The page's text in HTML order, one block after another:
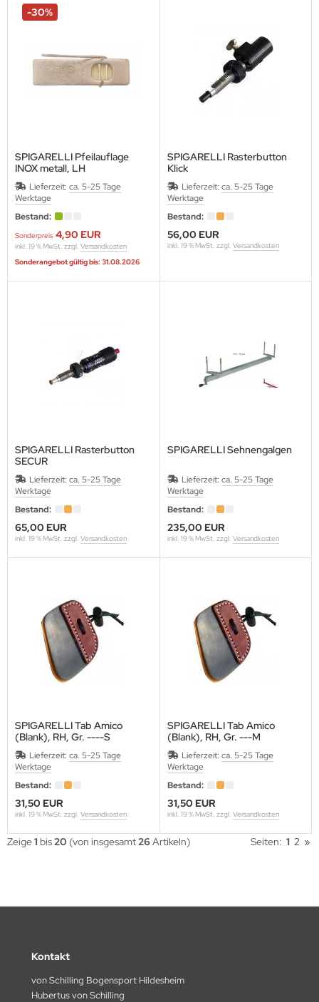
SPIGARELLI Pfeilauflage
INOX metall, LH
Lieferzeit: ca. 5-25 Tage
Werktage
Bestand:
Sonderpreis 4,90 EUR
-30%
inkl. 19 % MwSt. zzgl. Versandkosten
Sonderangebot gültig bis: 31.08.2026
SPIGARELLI Rasterbutton
Klick
Lieferzeit: ca. 5-25 Tage
Werktage
Bestand:
56,00 EUR
inkl. 19 % MwSt. zzgl. Versandkosten
SPIGARELLI Rasterbutton
SECUR
Lieferzeit: ca. 5-25 Tage
Werktage
Bestand:
65,00 EUR
inkl. 19 % MwSt. zzgl. Versandkosten
SPIGARELLI Sehnengalgen
Lieferzeit: ca. 5-25 Tage
Werktage
Bestand:
235,00 EUR
inkl. 19 % MwSt. zzgl. Versandkosten
SPIGARELLI Tab Amico
(Blank), RH, Gr. ----S
Lieferzeit: ca. 5-25 Tage
Werktage
Bestand:
31,50 EUR
inkl. 19 % MwSt. zzgl. Versandkosten
SPIGARELLI Tab Amico
(Blank), RH, Gr. ---M
Lieferzeit: ca. 5-25 Tage
Werktage
Bestand:
31,50 EUR
inkl. 19 % MwSt. zzgl. Versandkosten
Zeige1 bis20 (von insgesamt26Artikeln) Seiten: 1 2 »
Kontakt
von Schilling Bogensport Hildesheim
Hubertus von Schilling